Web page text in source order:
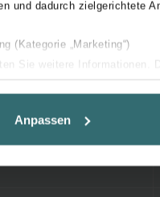
und dadurch zielgerichtete
(Kategorie „Marketing“)
Sie weitere Informationen.
zu ermöglichen
Einwilligungen können Sie
Anpassen